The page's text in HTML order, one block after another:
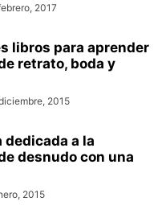
2017
libros para aprender
retrato, boda y
2015
dedicada a la
desnudo con una
2015